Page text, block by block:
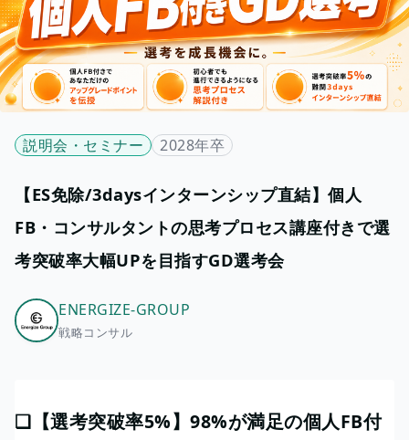
説明会・セミナー 2028年卒
【ES免除/3daysインターンシップ直結】個人
FB・コンサルタントの思考プロセス講座付きで選
考突破率大幅UPを目指すGD選考会
ENERGIZE-GROUP
戦略コンサル
❏【選考突破率5%】98%が満足の個人FB付